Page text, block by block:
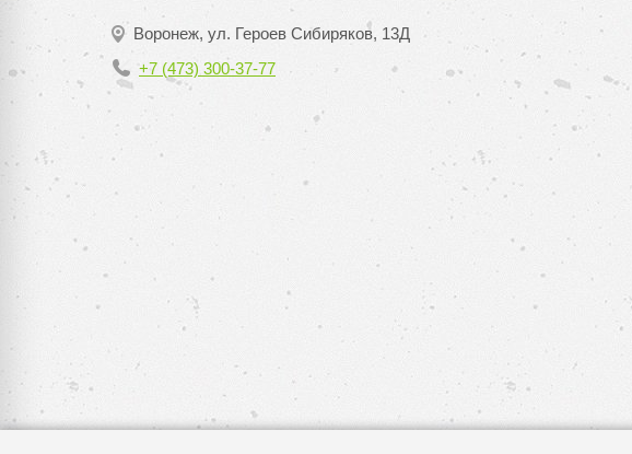
Воронеж, ул. Героев Сибиряков, 13Д
+7 (473) 300-37-77